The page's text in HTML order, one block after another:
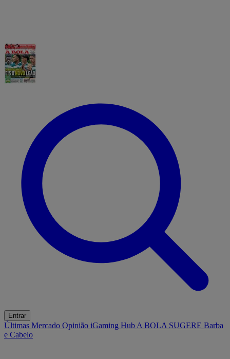
Entrar
Últimas Mercado Opinião iGaming Hub A BOLA SUGERE Barba
e Cabelo